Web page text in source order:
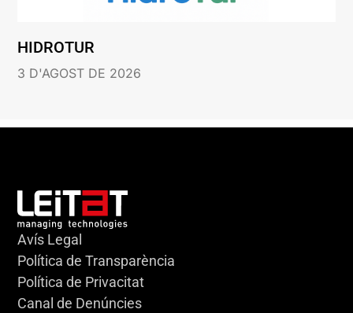
HIDROTUR
3 D'AGOST DE 2026
Avís Legal
Política de Transparència
Política de Privacitat
Canal de Denúncies